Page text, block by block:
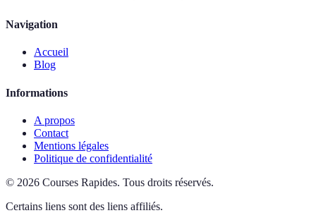
Navigation
Accueil
Blog
Informations
A propos
Contact
Mentions légales
Politique de confidentialité
© 2026 Courses Rapides. Tous droits réservés.
Certains liens sont des liens affiliés.